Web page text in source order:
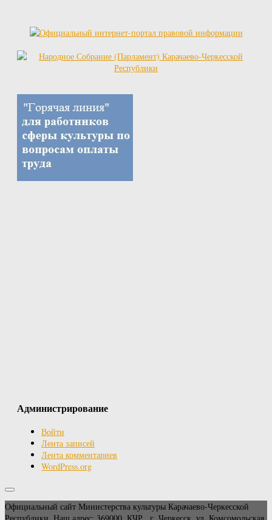
Администрирование
Войти
Лента записей
Лента комментариев
WordPress.org
Официальный сайт Министерства культуры Карачаево-Черкесской